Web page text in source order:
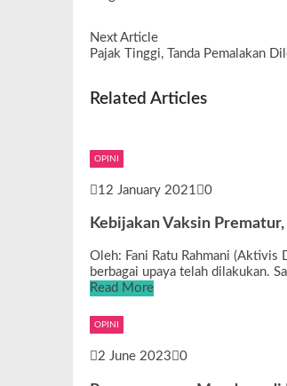
Next Article
Pajak Tinggi, Tanda Pemalakan
Related Articles
OPINI
12 January 2021 0
Kebijakan Vaksin
Oleh: Fani Ratu Rahmani
berbagai upaya telah dilakukan.
Read More
OPINI
2 June 2023 0